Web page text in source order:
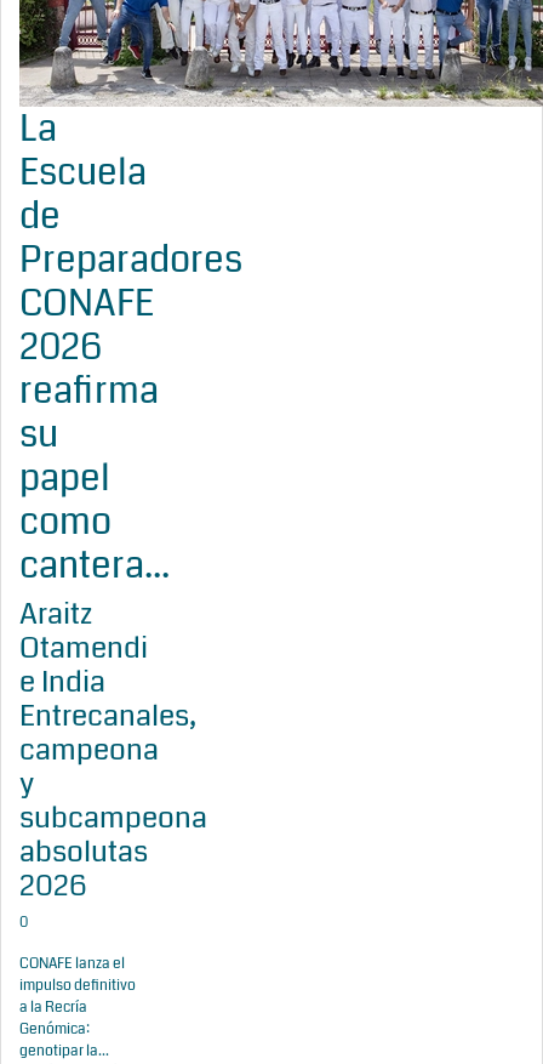
La
Escuela
de
Preparadores
CONAFE
2026
reafirma
su
papel
como
cantera...
Araitz
Otamendi
e India
Entrecanales,
campeona
y
subcampeona
absolutas
2026
0
CONAFE lanza el
impulso definitivo
a la Recría
Genómica:
genotipar la...